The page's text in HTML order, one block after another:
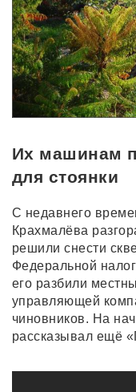
Их машинам
для стоянки
С недавнего
Крахмалёва
решили снести
Федеральной
его разбили
управляющей
чиновников. На
рассказывал ещё